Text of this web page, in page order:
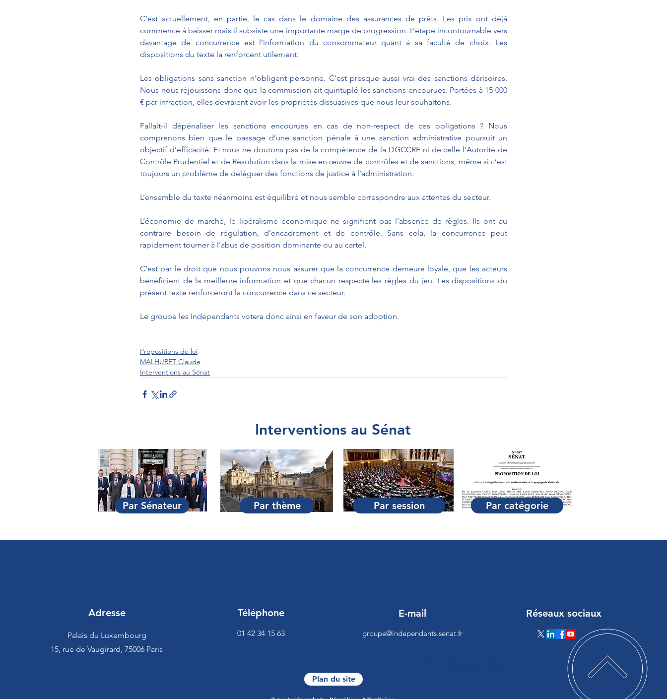
C’est actuellement, en partie, le cas dans le domaine des assurances de prêts. Les prix ont déjà
commencé à baisser mais il subsiste une importante marge de progression. L’étape incontournable vers
davantage de concurrence est l’information du consommateur quant à sa faculté de choix. Les
dispositions du texte la renforcent utilement.
Les obligations sans sanction n’obligent personne. C’est presque aussi vrai des sanctions dérisoires.
Nous nous réjouissons donc que la commission ait quintuplé les sanctions encourues. Portées à 15 000
€ par infraction, elles devraient avoir les propriétés dissuasives que nous leur souhaitons.
Fallait-il dépénaliser les sanctions encourues en cas de non-respect de ces obligations ? Nous
comprenons bien que le passage d’une sanction pénale à une sanction administrative poursuit un
objectif d’efficacité. Et nous ne doutons pas de la compétence de la DGCCRF ni de celle l’Autorité de
Contrôle Prudentiel et de Résolution dans la mise en œuvre de contrôles et de sanctions, même si c’est
toujours un problème de déléguer des fonctions de justice à l’administration.
L’ensemble du texte néanmoins est équilibré et nous semble correspondre aux attentes du secteur.
L’économie de marché, le libéralisme économique ne signifient pas l’absence de règles. Ils ont au
contraire besoin de régulation, d’encadrement et de contrôle. Sans cela, la concurrence peut
rapidement tourner à l’abus de position dominante ou au cartel.
C’est par le droit que nous pouvons nous assurer que la concurrence demeure loyale, que les acteurs
bénéficient de la meilleure information et que chacun respecte les règles du jeu. Les dispositions du
présent texte renforceront la concurrence dans ce secteur.
Le groupe les Indépendants votera donc ainsi en faveur de son adoption.
Propositions de loi
MALHURET Claude
Interventions au Sénat
Interventions au Sénat
Par Sénateur Par thème Par session Par catégorie
Adresse
Palais du Luxembourg
15, rue de Vaugirard, 75006 Paris
Téléphone
01 42 34 15 63
E-mail
groupe@independants.senat.fr
Réseaux sociaux
[0],c=document.createElement("script");c.type="text/javascript",c.src="https://tracker.metricool.com/resourc
Plan du site